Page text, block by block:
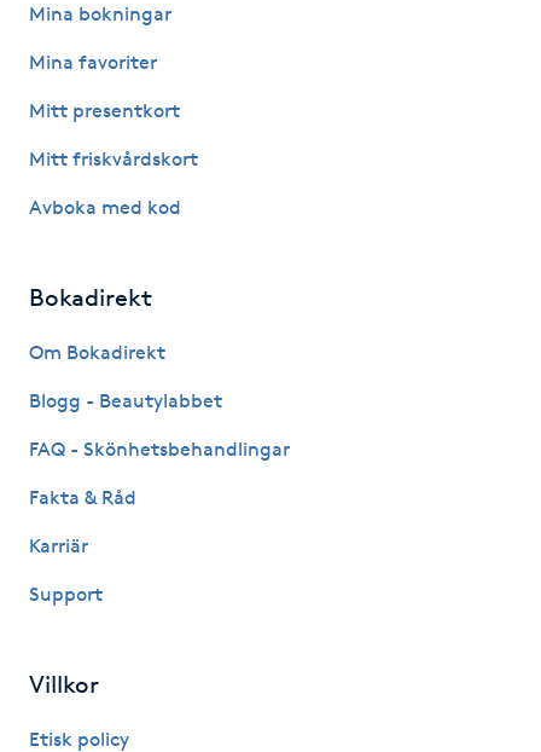
Hårbottenbehandling
Hårförlängning
Hälsa
IPL
IPL hårborttagning
IR-massage
Mina bokningar
Mina favoriter
Mitt presentkort
Mitt friskvårdskort
Avboka med kod
Bokadirekt
Om Bokadirekt
Blogg - Beautylabbet
FAQ - Skönhetsbehandlingar
Fakta & Råd
Karriär
Support
Villkor
Etisk policy